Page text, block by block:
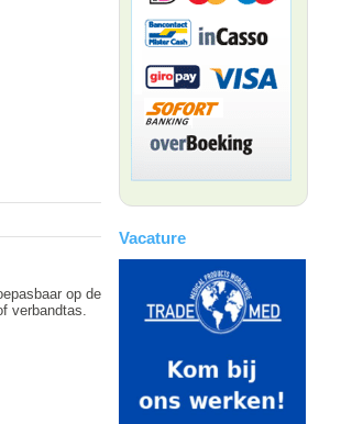
Vacature
op de
verbandtas.